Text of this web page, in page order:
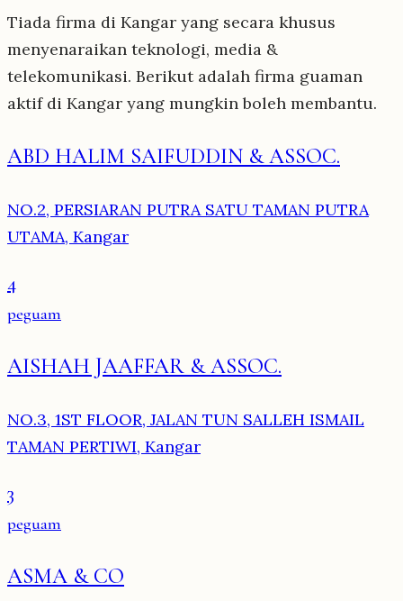
Tiada firma di Kangar yang secara khusus
menyenaraikan teknologi, media &
telekomunikasi. Berikut adalah firma guaman
aktif di Kangar yang mungkin boleh membantu.
ABD HALIM SAIFUDDIN & ASSOC.
NO.2, PERSIARAN PUTRA SATU TAMAN PUTRA
UTAMA, Kangar
4
peguam
AISHAH JAAFFAR & ASSOC.
NO.3, 1ST FLOOR, JALAN TUN SALLEH ISMAIL
TAMAN PERTIWI, Kangar
3
peguam
ASMA & CO